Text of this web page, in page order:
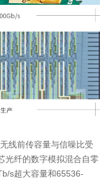
线前传容量与信噪比受
光纤的数字模拟混合自零
s超大容量和65536-